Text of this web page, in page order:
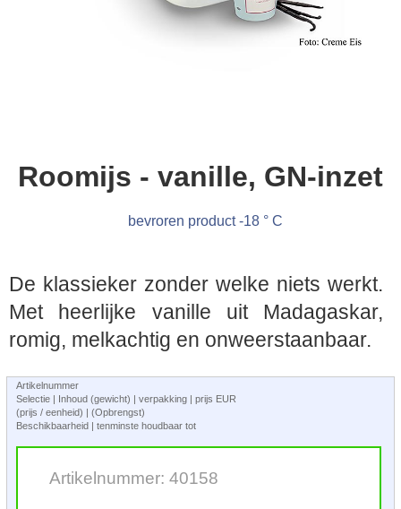
Roomijs - vanille, GN-inzet
bevroren product -18 ° C
De klassieker zonder welke niets werkt.
Met heerlijke vanille uit Madagaskar,
romig, melkachtig en onweerstaanbaar.
Artikelnummer
Selectie | Inhoud (gewicht) | verpakking | prijs EUR
(prijs / eenheid) | (Opbrengst)
Beschikbaarheid | tenminste houdbaar tot
Artikelnummer: 40158